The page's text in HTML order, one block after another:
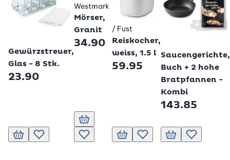
Gewürzstreuer,
Glas - 8 Stk.
23.90
In den Warenkorb
Zur Wunschliste hinzufügen
Westmark
Mörser,
Granit
34.90
In den Warenkorb
Zur Wunschliste hinzufügen
Betty Bossi
/ Fust
Reiskocher,
weiss, 1.5 l
59.95
In den Warenkorb
Zur Wunschliste hinzufügen
Saucengerichte,
Buch + 2 hohe
Bratpfannen -
Kombi
143.85
In den Warenkorb
Zur